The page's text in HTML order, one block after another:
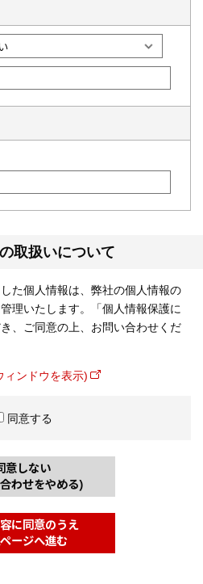
取扱いについて
た個人情報は、弊社の個人情報の
理いたします。「個人情報保護に
、ご同意の上、お問い合わせくだ
ィンドウを表示)
同意する
意しない
わせをやめる)
に同意のうえ
ージへ進む